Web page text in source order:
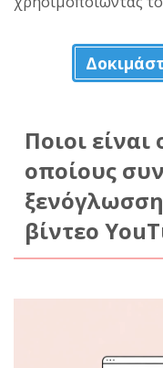
Ποιοι είναι
οποίους
βίντεο